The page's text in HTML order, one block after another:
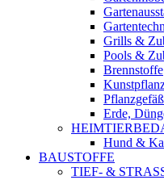
Grills &
Pools &
Brennstoffe
Erde,
Hund &
BAUSTOFFE
TIEF- &